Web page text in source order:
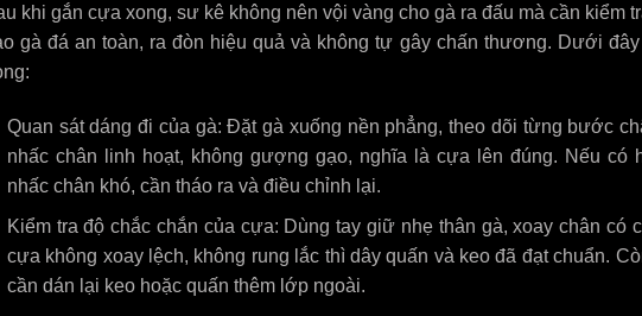
khi gắn cựa xong, sư kê không nên vội vàng cho gà ra đấu mà cần kiểm
gà đá an toàn, ra đòn hiệu quả và không tự gây chấn thương. Dưới
Quan sát dáng đi của gà: Đặt gà xuống nền phẳng, theo dõi từng bước
nhấc chân linh hoạt, không gượng gạo, nghĩa là cựa lên đúng. Nếu có
nhấc chân khó, cần tháo ra và điều chỉnh lại.
Kiểm tra độ chắc chắn của cựa: Dùng tay giữ nhẹ thân gà, xoay chân có
cựa không xoay lệch, không rung lắc thì dây quấn và keo đã đạt chuẩn.
cần dán lại keo hoặc quấn thêm lớp ngoài.